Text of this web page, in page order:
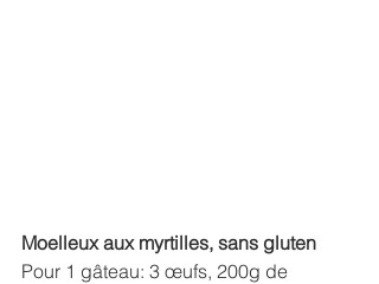
Moelleux aux myrtilles, sans gluten
Pour 1 gâteau: 3 œufs, 200g de